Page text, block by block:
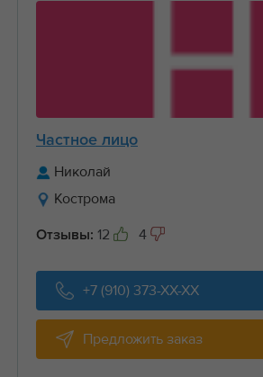
Частное лицо
Николай
Кострома
Отзывы: 12 4
+7 (910) 373-XX-XX
Предложить заказ